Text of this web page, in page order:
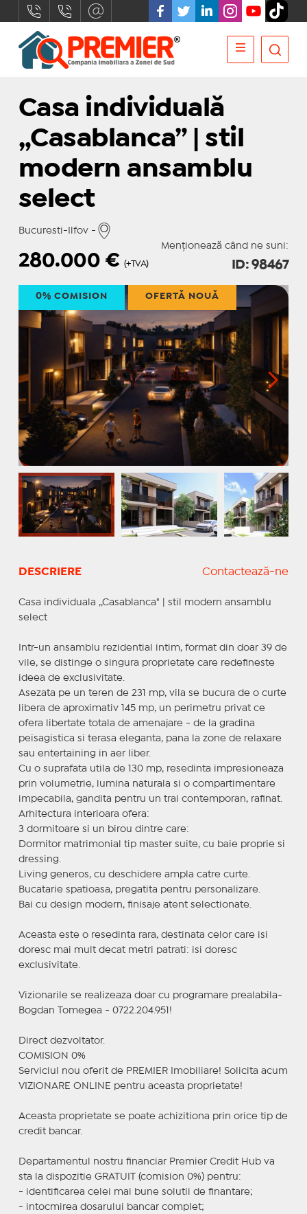
Casa individuală
„Casablanca” | stil
modern ansamblu
select
Bucuresti-Ilfov -
Menționează când ne suni:
280.000 € (+TVA) ID: 98467
0% COMISION OFERTĂ NOUĂ
DESCRIERE Contactează-ne
Casa individuala ,,Casablanca" | stil modern ansamblu
select
Intr-un ansamblu rezidential intim, format din doar 39 de
vile, se distinge o singura proprietate care redefineste
ideea de exclusivitate.
Asezata pe un teren de 231 mp, vila se bucura de o curte
libera de aproximativ 145 mp, un perimetru privat ce
ofera libertate totala de amenajare - de la gradina
peisagistica si terasa eleganta, pana la zone de relaxare
sau entertaining in aer liber.
Cu o suprafata utila de 130 mp, resedinta impresioneaza
prin volumetrie, lumina naturala si o compartimentare
impecabila, gandita pentru un trai contemporan, rafinat.
Arhitectura interioara ofera:
3 dormitoare si un birou dintre care:
Dormitor matrimonial tip master suite, cu baie proprie si
dressing.
Living generos, cu deschidere ampla catre curte.
Bucatarie spatioasa, pregatita pentru personalizare.
Bai cu design modern, finisaje atent selectionate.
Aceasta este o resedinta rara, destinata celor care isi
doresc mai mult decat metri patrati: isi doresc
exclusivitate.
Vizionarile se realizeaza doar cu programare prealabila-
Bogdan Tomegea - 0722.204.951!
Direct dezvoltator.
COMISION 0%
Serviciul nou oferit de PREMIER Imobiliare! Solicita acum
VIZIONARE ONLINE pentru aceasta proprietate!
Aceasta proprietate se poate achizitiona prin orice tip de
credit bancar.
Departamentul nostru financiar Premier Credit Hub va
sta la dispozitie GRATUIT (comision 0%) pentru:
- identificarea celei mai bune solutii de finantare;
- intocmirea dosarului bancar complet;